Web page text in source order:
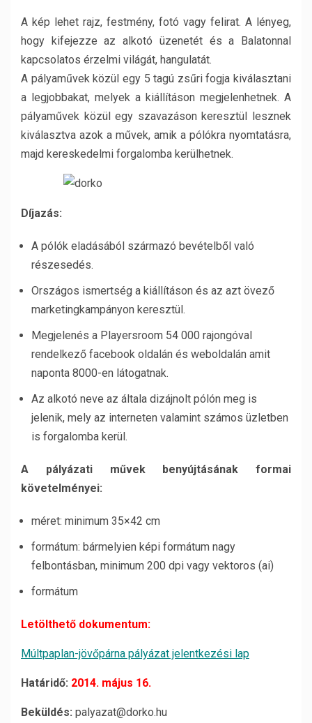
A kép lehet rajz, festmény, fotó vagy felirat. A lényeg,
hogy kifejezze az alkotó üzenetét és a Balatonnal
kapcsolatos érzelmi világát, hangulatát.
A pályaművek közül egy 5 tagú zsűri fogja kiválasztani
a legjobbakat, melyek a kiállításon megjelenhetnek. A
pályaművek közül egy szavazáson keresztül lesznek
kiválasztva azok a művek, amik a pólókra nyomtatásra,
majd kereskedelmi forgalomba kerülhetnek.
Díjazás:
A pólók eladásából származó bevételből való
részesedés.
Országos ismertség a kiállításon és az azt övező
marketingkampányon keresztül.
Megjelenés a Playersroom 54 000 rajongóval
rendelkező facebook oldalán és weboldalán amit
naponta 8000-en látogatnak.
Az alkotó neve az általa dizájnolt pólón meg is
jelenik, mely az interneten valamint számos üzletben
is forgalomba kerül.
A pályázati művek benyújtásának formai
követelményei:
méret: minimum 35×42 cm
formátum: bármelyien képi formátum nagy
felbontásban, minimum 200 dpi vagy vektoros (ai)
formátum
Letölthető dokumentum:
Múltpaplan-jövőpárna pályázat jelentkezési lap
Határidő: 2014. május 16.
Beküldés: palyazat@dorko.hu